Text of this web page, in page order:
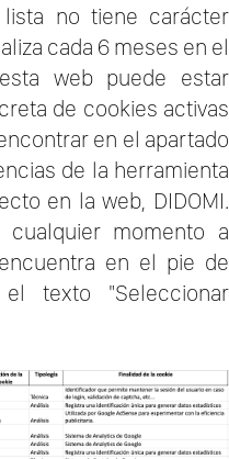
no tiene carácter
cada 6 meses en el
web puede estar
de cookies activas
en el apartado
de la herramienta
en la web, DIDOMI.
momento a
en el pie de
texto "Seleccionar